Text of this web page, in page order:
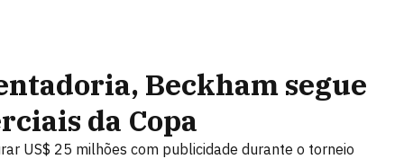
Beckham segue
da Copa
US$ 25 milhões com publicidade durante o torneio